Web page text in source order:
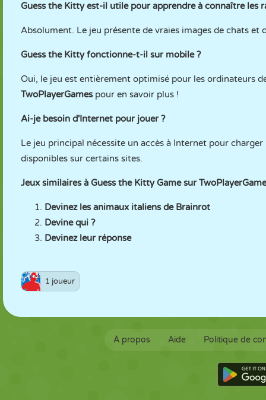
Guess the Kitty est-il utile pour apprendre à connaître les
Absolument. Le jeu présente de vraies images de chats
Guess the Kitty fonctionne-t-il sur mobile ?
Oui, le jeu est entièrement optimisé pour les ordinateurs
TwoPlayerGamespour en savoir plus !
Ai-je besoin d'Internet pour jouer ?
Le jeu principal nécessite un accès à Internet pour
disponibles sur certains sites.
Jeux similaires à Guess the Kitty Game sur
Devinez les animaux italiens de Brainrot
Devine qui ?
Devinez leur réponse
1 joueur
À propos Aide Politique de